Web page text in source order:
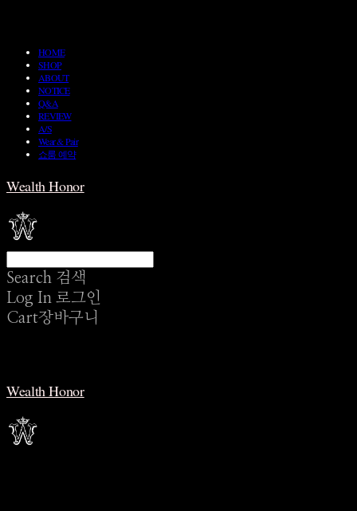
HOME
SHOP
ABOUT
NOTICE
Q&A
REVIEW
A/S
Wear & Pair
쇼룸 예약
Wealth Honor
Search 검색
Log In 로그인
Cart장바구니
Wealth Honor